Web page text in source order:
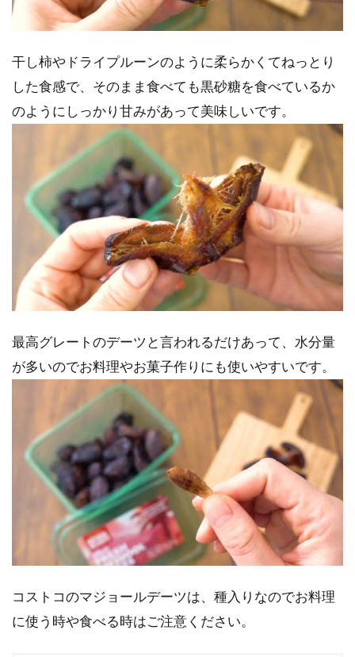
干し柿やドライプルーンのように柔らかくてねっとり
した食感で、そのまま食べても黒砂糖を食べているか
のようにしっかり甘みがあって美味しいです。
最高グレートのデーツと言われるだけあって、水分量
が多いのでお料理やお菓子作りにも使いやすいです。
コストコのマジョールデーツは、種入りなのでお料理
に使う時や食べる時はご注意ください。